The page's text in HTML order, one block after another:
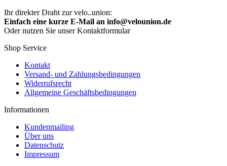
Ihr direkter Draht zur velo..union:
Einfach eine kurze E-Mail an info@velounion.de
Oder nutzen Sie unser Kontaktformular
Shop Service
Kontakt
Versand- und Zahlungsbedingungen
Widerrufsrecht
Allgemeine Geschäftsbedingungen
Informationen
Kundenmailing
Über uns
Datenschutz
Impressum